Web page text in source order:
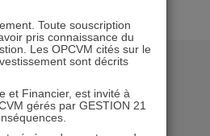
Toute souscription
pris connaissance du
Les OPCVM cités sur le
sont décrits
et Financier, est invité à
gérés par GESTION 21